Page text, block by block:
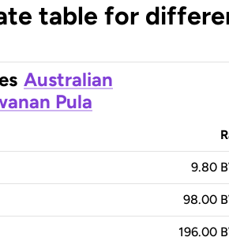
table for
Australian
Pula
9.80
98.00
196.00